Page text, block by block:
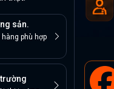
sản.
phù hợp